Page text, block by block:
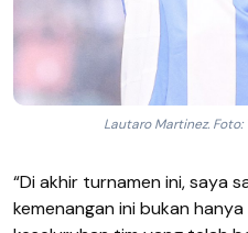
Lautaro Martinez. Foto:
“Di akhir turnamen ini, saya
kemenangan ini bukan